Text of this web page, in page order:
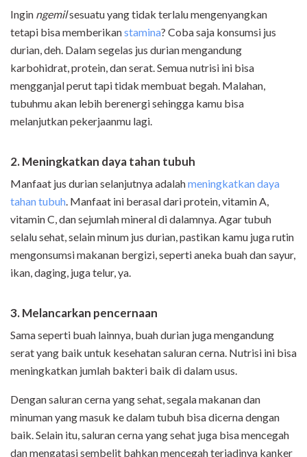
Ingin ngemilsesuatu yang tidak terlalu mengenyangkan
tetapi bisa memberikanstamina? Coba saja konsumsi jus
durian, deh. Dalam segelas jus durian mengandung
karbohidrat, protein, dan serat. Semua nutrisi ini bisa
mengganjal perut tapi tidak membuat begah. Malahan,
tubuhmu akan lebih berenergi sehingga kamu bisa
melanjutkan pekerjaanmu lagi.
2. Meningkatkan daya tahan tubuh
Manfaat jus durian selanjutnya adalahmeningkatkan daya
tahan tubuh . Manfaat ini berasal dari protein, vitamin A,
vitamin C, dan sejumlah mineral di dalamnya. Agar tubuh
selalu sehat, selain minum jus durian, pastikan kamu juga rutin
mengonsumsi makanan bergizi, seperti aneka buah dan sayur,
ikan, daging, juga telur, ya.
3. Melancarkan pencernaan
Sama seperti buah lainnya, buah durian juga mengandung
serat yang baik untuk kesehatan saluran cerna. Nutrisi ini bisa
meningkatkan jumlah bakteri baik di dalam usus.
Dengan saluran cerna yang sehat, segala makanan dan
minuman yang masuk ke dalam tubuh bisa dicerna dengan
baik. Selain itu, saluran cerna yang sehat juga bisa mencegah
dan mengatasi sembelit bahkan mencegah terjadinya kanker